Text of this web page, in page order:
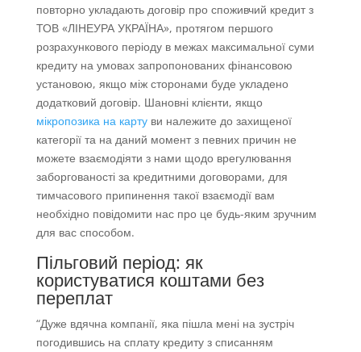
повторно укладають договір про споживчий кредит з
ТОВ «ЛІНЕУРА УКРАЇНА», протягом першого
розрахункового періоду в межах максимальної суми
кредиту на умовах запропонованих фінансовою
установою, якщо між сторонами буде укладено
додатковий договір. Шановні клієнти, якщо
мікропозика на картуви належите до захищеної
категорії та на даний момент з певних причин не
можете взаємодіяти з нами щодо врегулювання
заборгованості за кредитними договорами, для
тимчасового припинення такої взаємодії вам
необхідно повідомити нас про це будь-яким зручним
для вас способом.
Пільговий період: як
користуватися коштами без
переплат
“Дуже вдячна компанії, яка пішла мені на зустріч
погодившись на сплату кредиту з списанням